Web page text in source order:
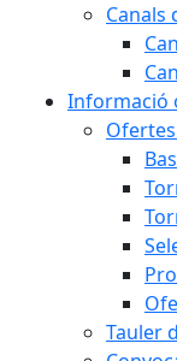
Canals
Informació
Tauler